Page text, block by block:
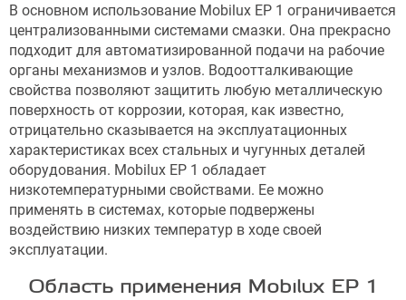
В основном использование Mobilux EP 1 ограничивается
централизованными системами смазки. Она прекрасно
подходит для автоматизированной подачи на рабочие
органы механизмов и узлов. Водоотталкивающие
свойства позволяют защитить любую металлическую
поверхность от коррозии, которая, как известно,
отрицательно сказывается на эксплуатационных
характеристиках всех стальных и чугунных деталей
оборудования. Mobilux EP 1 обладает
низкотемпературными свойствами. Ее можно
применять в системах, которые подвержены
воздействию низких температур в ходе своей
эксплуатации.
Область применения Mobilux EP 1